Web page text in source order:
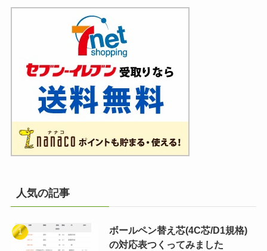
人気の記事
ボールペン替え芯(4C芯/D1規格)
の対応表つくってみました